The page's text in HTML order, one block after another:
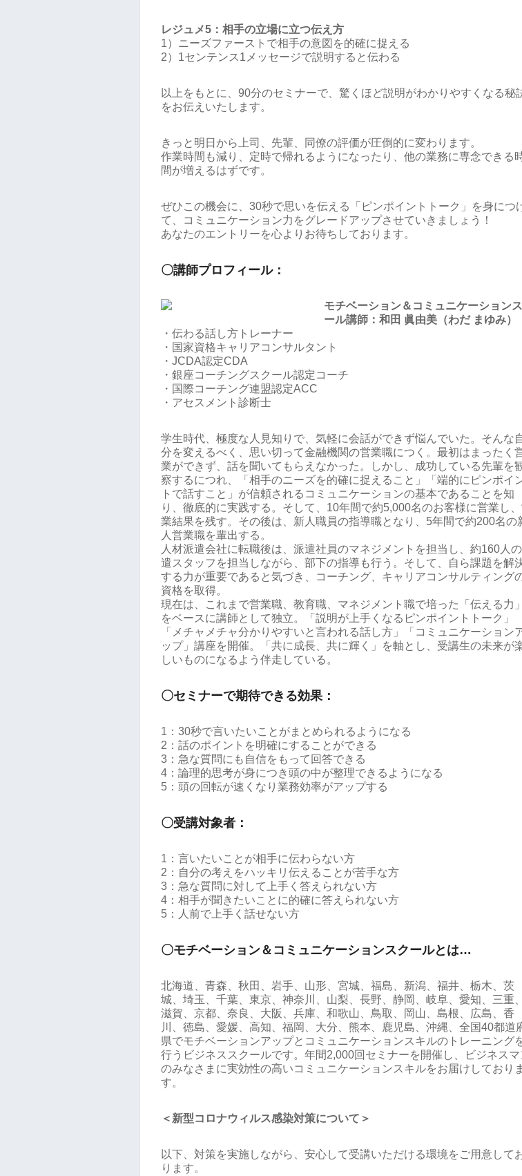
レジュメ5：相手の立場に立つ伝え方
1）ニーズファーストで相手の意図を的確に捉える
2）1センテンス1メッセージで説明すると伝わる
以上をもとに、90分のセミナーで、驚くほど説明がわかりやすくなる秘
をお伝えいたします。
きっと明日から上司、先輩、同僚の評価が圧倒的に変わります。
作業時間も減り、定時で帰れるようになったり、他の業務に専念できる
間が増えるはずです。
ぜひこの機会に、30秒で思いを伝える「ピンポイントトーク」を身につ
て、コミュニケーション力をグレードアップさせていきましょう！
あなたのエントリーを心よりお待ちしております。
〇講師プロフィール：
モチベーション＆コミュニケーション
ール講師：和田 眞由美（わだ まゆみ）
・伝わる話し方トレーナー
・国家資格キャリアコンサルタント
・JCDA認定CDA
・銀座コーチングスクール認定コーチ
・国際コーチング連盟認定ACC
・アセスメント診断士
学生時代、極度な人見知りで、気軽に会話ができず悩んでいた。そんな
分を変えるべく、思い切って金融機関の営業職につく。最初はまったく
業ができず、話を聞いてもらえなかった。しかし、成功している先輩を
察するにつれ、「相手のニーズを的確に捉えること」「端的にピンポイ
トで話すこと」が信頼されるコミュニケーションの基本であることを知
り、徹底的に実践する。そして、10年間で約5,000名のお客様に営業し
業結果を残す。その後は、新人職員の指導職となり、5年間で約200名の
人営業職を輩出する。
人材派遣会社に転職後は、派遣社員のマネジメントを担当し、約160人
遣スタッフを担当しながら、部下の指導も行う。そして、自ら課題を解
する力が重要であると気づき、コーチング、キャリアコンサルティング
資格を取得。
現在は、これまで営業職、教育職、マネジメント職で培った「伝える力」
をベースに講師として独立。「説明が上手くなるピンポイントトーク」
「メチャメチャ分かりやすいと言われる話し方」「コミュニケーション
ップ」講座を開催。「共に成長、共に輝く」を軸とし、受講生の未来が
しいものになるよう伴走している。
〇セミナーで期待できる効果：
1：30秒で言いたいことがまとめられるようになる
2：話のポイントを明確にすることができる
3：急な質問にも自信をもって回答できる
4：論理的思考が身につき頭の中が整理できるようになる
5：頭の回転が速くなり業務効率がアップする
〇受講対象者：
1：言いたいことが相手に伝わらない方
2：自分の考えをハッキリ伝えることが苦手な方
3：急な質問に対して上手く答えられない方
4：相手が聞きたいことに的確に答えられない方
5：人前で上手く話せない方
〇モチベーション＆コミュニケーションスクールとは…
北海道、青森、秋田、岩手、山形、宮城、福島、新潟、福井、栃木、茨
城、埼玉、千葉、東京、神奈川、山梨、長野、静岡、岐阜、愛知、三重、
滋賀、京都、奈良、大阪、兵庫、和歌山、鳥取、岡山、島根、広島、香
川、徳島、愛媛、高知、福岡、大分、熊本、鹿児島、沖縄、全国40都道
県でモチベーションアップとコミュニケーションスキルのトレーニング
行うビジネススクールです。年間2,000回セミナーを開催し、ビジネスマ
のみなさまに実効性の高いコミュニケーションスキルをお届けしておりま
す。
＜新型コロナウィルス感染対策について＞
以下、対策を実施しながら、安心して受講いただける環境をご用意して
ります。